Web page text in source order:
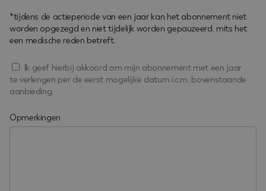
*tijdens de actieperiode van een jaar kan het abonnement niet
worden opgezegd en niet tijdelijk worden gepauzeerd, mits het
een medische reden betreft.
Ik geef hierbij akkoord om mijn abonnement met een jaar
te verlengen per de eerst mogelijke datum i.c.m. bovenstaande
aanbieding.
Opmerkingen